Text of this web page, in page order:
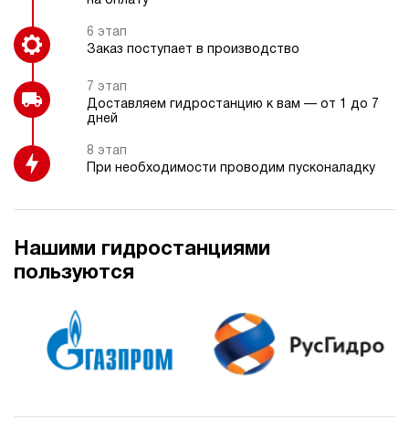
6 этап
Заказ поступает в производство
7 этап
Доставляем гидростанцию к вам — от 1 до 7
дней
8 этап
При необходимости проводим пусконаладку
Нашими гидростанциями
пользуются